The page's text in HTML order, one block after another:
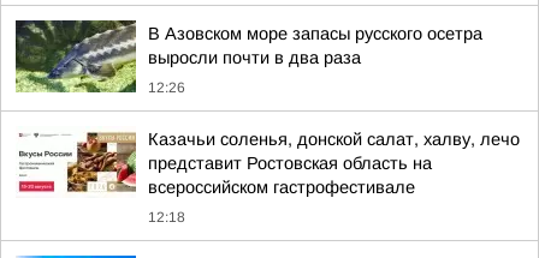
В Азовском море запасы русского осетра
выросли почти в два раза
12:26
Казачьи соленья, донской салат, халву, лечо
представит Ростовская область на
всероссийском гастрофестивале
12:18